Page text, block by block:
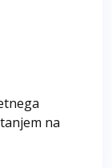
na
kreditne
na računu
računi